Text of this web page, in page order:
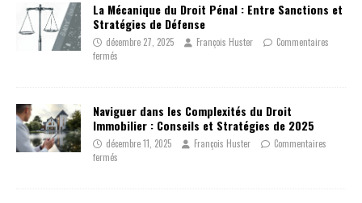
La Mécanique du Droit Pénal : Entre Sanctions et
Stratégies de Défense
décembre 27, 2025 François Huster
Commentaires
fermés
Naviguer dans les Complexités du Droit
Immobilier : Conseils et Stratégies de 2025
décembre 11, 2025 François Huster
Commentaires
fermés